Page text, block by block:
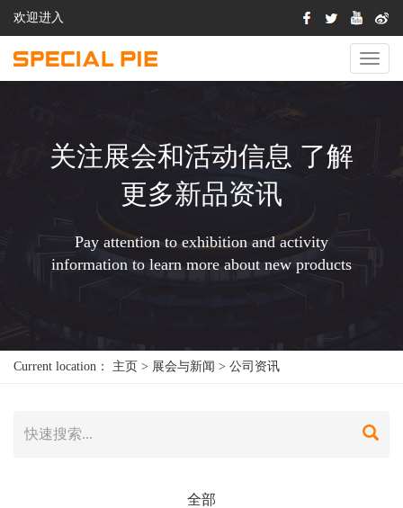
欢迎进入
切
换
关注展会和活动信息 了解
更多新品资讯
Pay attention to exhibition and activity
information to learn more about new products
Current location： 主页 > 展会与新闻 > 公司资讯
全部